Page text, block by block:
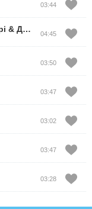
03:44
& Досымжан Танатаров
04:45
03:50
03:47
03:02
03:47
03:28